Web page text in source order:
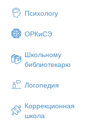
Психологу
ОРКиСЭ
Школьному
библиотекарю
Логопедия
Коррекционная
школа